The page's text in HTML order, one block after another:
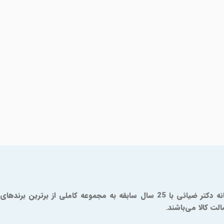
داروخانه آنلاین دکتر ضیائی یک مرجع مورد تایید سازمان و غذا و دارو است که از سال 1379 فعالیت خود را آغاز کرده است. شما در داروخانه دکتر ضیائی با 25 سال سابقه به مجموعه کاملی از برترین برندهای
کالا می‌باشند.